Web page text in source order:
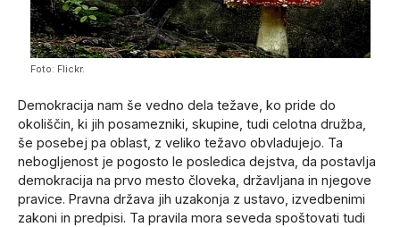
Foto: Flickr.
Demokracija nam še vedno dela težave, ko pride do
okoliščin, ki jih posamezniki, skupine, tudi celotna družba,
še posebej pa oblast, z veliko težavo obvladujejo. Ta
nebogljenost je pogosto le posledica dejstva, da postavlja
demokracija na prvo mesto človeka, državljana in njegove
pravice. Pravna država jih uzakonja z ustavo, izvedbenimi
zakoni in predpisi. Ta pravila mora seveda spoštovati tudi